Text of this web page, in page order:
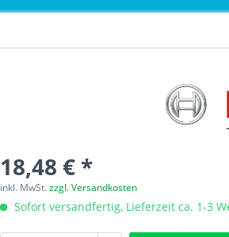
18,48 € *
inkl. MwSt.zzgl. Versandkosten
Sofort versandfertig, Lieferzeit ca. 1-3